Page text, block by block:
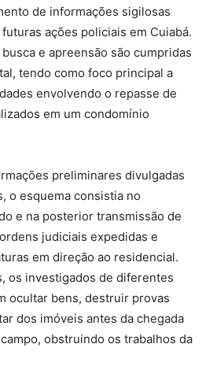
de informações sigilosas
ações policiais em Cuiabá.
e apreensão são cumpridas
tendo como foco principal a
envolvendo o repasse de
em um condomínio
preliminares divulgadas
o esquema consistia no
e na posterior transmissão de
judiciais expedidas e
em direção ao residencial.
os investigados de diferentes
ocultar bens, destruir provas
dos imóveis antes da chegada
obstruindo os trabalhos da